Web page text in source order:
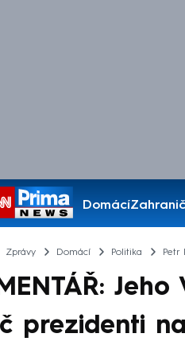
Domácí
Pořady
Zprávy Domácí Politika Petr
prezidenti